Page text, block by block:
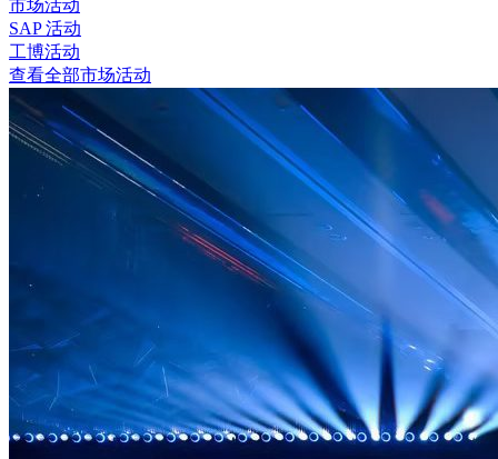
市场活动
SAP 活动
工博活动
查看全部市场活动